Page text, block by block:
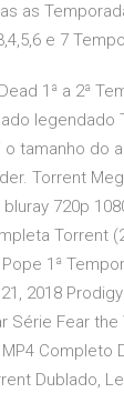
as
e 7
1ª a 2ª
legendado
tamanho do
Torrent
720p
Torrent
1ª
2018
Série Fear
MP4
Dublado,